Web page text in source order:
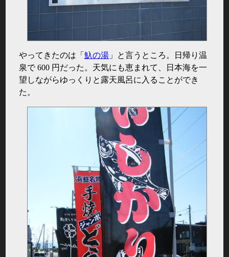
やってきたのは「魞の湯 」と言うところ。日帰り温
泉で 600 円だった。天気にも恵まれて、日本海を一
望しながらゆっくりと露天風呂に入ることができ
た。